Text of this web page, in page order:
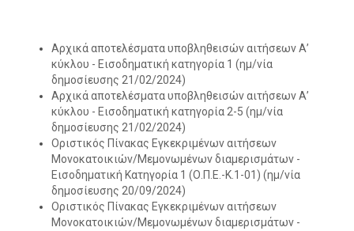
Αρχικά αποτελέσματα υποβληθεισών αιτήσεων Α’
κύκλου - Εισοδηματική κατηγορία 1 (ημ/νία
δημοσίευσης 21/02/2024)
Αρχικά αποτελέσματα υποβληθεισών αιτήσεων Α’
κύκλου - Εισοδηματική κατηγορία 2-5 (ημ/νία
δημοσίευσης 21/02/2024)
Οριστικός Πίνακας Εγκεκριμένων αιτήσεων
Μονοκατοικιών/Μεμονωμένων διαμερισμάτων -
Εισοδηματική Κατηγορία 1 (Ο.Π.Ε.-Κ.1-01) (ημ/νία
δημοσίευσης 20/09/2024)
Οριστικός Πίνακας Εγκεκριμένων αιτήσεων
Μονοκατοικιών/Μεμονωμένων διαμερισμάτων -